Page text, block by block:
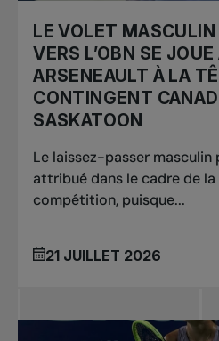
LE VOLET MASCULIN
VERS L’OBN SE
ARSENEAULT À LA
CONTINGENT
SASKATOON
Le laissez-passer masculin
attribué dans le cadre de
compétition, puisque...
21 JUILLET 2026